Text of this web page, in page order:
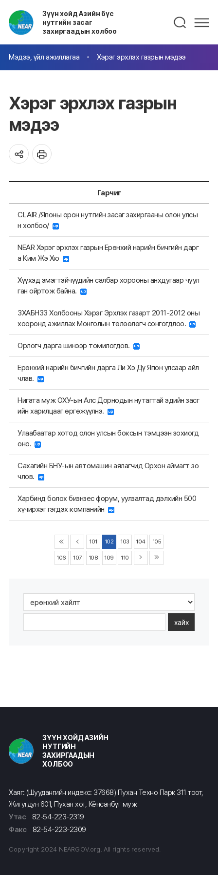
Зүүн хойд Азийн бүс
нутгийн засаг
захиргаадын холбоо
Мэдээ, үйл ажиллагаа Хэрэг эрхлэх газрын мэдээ
Хэрэг эрхлэх газрын
мэдээ
Гарчиг
CLAIR /Японы орон нутгийн засаг захиргааны олон улсы
н холбоо/
NEAR Хэрэг эрхлэх газрын Ерөнхий нарийн бичгийн дарг
а Ким Жэ Хю
Хүүхэд эмэгтэйчүүдийн салбар хорооны анхдугаар чуул
ган ойртож байна.
ЗХАБНЗЗ Холбооны Хэрэг Эрхлэх газарт 2011-2012 оны
хооронд ажиллах Монголын төлөөлөгч сонгогдлоо.
Орлогч дарга шинээр томилогдов.
Ерөнхий нарийн бичгийн дарга Ли Хэ Дү Япон улсаар айл
члав.
Нигата муж ОХУ-ын Алс Дорнодын нутагтай эдийн засг
ийн харилцааг өргөжүүлнэ.
Улаабаатар хотод олон улсын боксын тэмцээн зохиогд
оно.
Сахагийн БНУ-ын автомашин аялагчид Орхон аймагт зо
члов.
Харбинд болох бизнзес форум, уулзалтад дэлхийн 500
хүчирхэг гэгдэх компанийн
101 102 103 104 105
106 107 108 109 110
хайх
ЗҮҮН ХОЙД АЗИЙН
НУТГИЙН
ЗАХИРГААДЫН
ХОЛБОО
Хаяг: (Шуудангийн индекс: 37668) Пухан Техно Парк 311 тоот,
Жигугдун 601, Пухан хот, Кёнсанбүг муж
Утас
82-54-223-2319
Факс
82-54-223-2309
Copyright 2024 NEARGOV.org. All rights reserved.